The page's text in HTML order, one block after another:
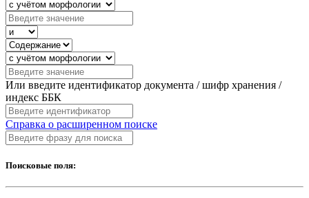
Или введите идентификатор документа / шифр хранения /
индекс ББК
Справка о расширенном поиске
Поисковые поля: